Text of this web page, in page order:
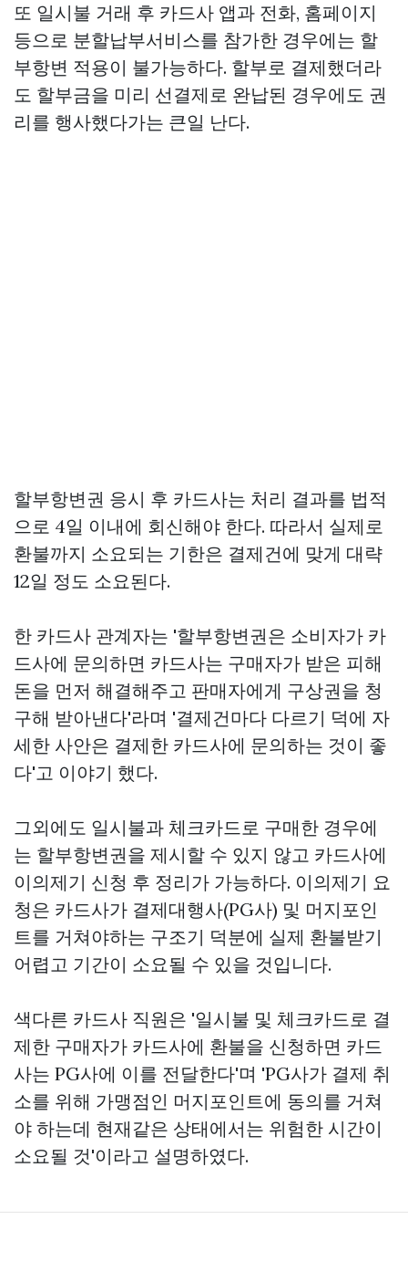
또 일시불 거래 후 카드사 앱과 전화, 홈페이지
등으로 분할납부서비스를 참가한 경우에는 할
부항변 적용이 불가능하다. 할부로 결제했더라
도 할부금을 미리 선결제로 완납된 경우에도 권
리를 행사했다가는 큰일 난다.
할부항변권 응시 후 카드사는 처리 결과를 법적
으로 4일 이내에 회신해야 한다. 따라서 실제로
환불까지 소요되는 기한은 결제건에 맞게 대략
12일 정도 소요된다.
한 카드사 관계자는 '할부항변권은 소비자가 카
드사에 문의하면 카드사는 구매자가 받은 피해
돈을 먼저 해결해주고 판매자에게 구상권을 청
구해 받아낸다'라며 '결제건마다 다르기 덕에 자
세한 사안은 결제한 카드사에 문의하는 것이 좋
다'고 이야기 했다.
그외에도 일시불과 체크카드로 구매한 경우에
는 할부항변권을 제시할 수 있지 않고 카드사에
이의제기 신청 후 정리가 가능하다. 이의제기 요
청은 카드사가 결제대행사(PG사) 및 머지포인
트를 거쳐야하는 구조기 덕분에 실제 환불받기
어렵고 기간이 소요될 수 있을 것입니다.
색다른 카드사 직원은 '일시불 및 체크카드로 결
제한 구매자가 카드사에 환불을 신청하면 카드
사는 PG사에 이를 전달한다'며 'PG사가 결제 취
소를 위해 가맹점인 머지포인트에 동의를 거쳐
야 하는데 현재같은 상태에서는 위험한 시간이
소요될 것'이라고 설명하였다.